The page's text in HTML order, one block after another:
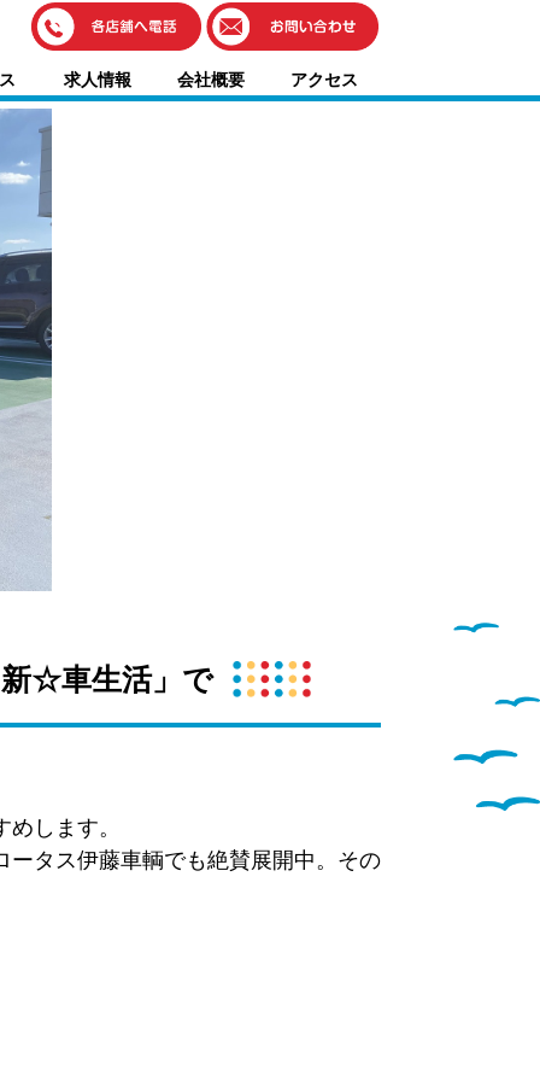
伊藤車輌（本社）
050-5851-0337
グッドワン浜松
050-5851-0338
浜北店
050-5851-0339
053-465-3535
（年中無休24h対応）
求人情報 会社概要 アクセス
☆車生活」で
します。
タス伊藤車輌でも絶賛展開中。その